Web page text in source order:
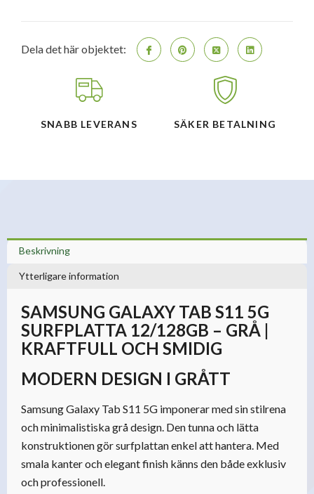
Grå(EU-
Dela det här objektet:
SNABB LEVERANS SÄKER BETALNING
Beskrivning
Ytterligare information
SAMSUNG GALAXY TAB S11 5G
SURFPLATTA 12/128GB – GRÅ |
KRAFTFULL OCH SMIDIG
MODERN DESIGN I GRÅTT
Samsung Galaxy Tab S11 5G imponerar med sin stilrena
och minimalistiska grå design. Den tunna och lätta
konstruktionen gör surfplattan enkel att hantera. Med
smala kanter och elegant finish känns den både exklusiv
och professionell.